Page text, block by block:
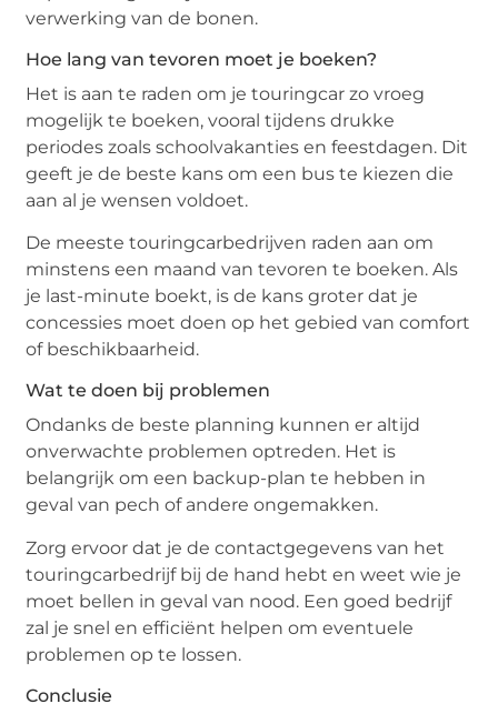
verwerking van de bonen.
Hoe lang van tevoren moet je boeken?
Het is aan te raden om je touringcar zo vroeg
mogelijk te boeken, vooral tijdens drukke
periodes zoals schoolvakanties en feestdagen. Dit
geeft je de beste kans om een bus te kiezen die
aan al je wensen voldoet.
De meeste touringcarbedrijven raden aan om
minstens een maand van tevoren te boeken. Als
je last-minute boekt, is de kans groter dat je
concessies moet doen op het gebied van comfort
of beschikbaarheid.
Wat te doen bij problemen
Ondanks de beste planning kunnen er altijd
onverwachte problemen optreden. Het is
belangrijk om een backup-plan te hebben in
geval van pech of andere ongemakken.
Zorg ervoor dat je de contactgegevens van het
touringcarbedrijf bij de hand hebt en weet wie je
moet bellen in geval van nood. Een goed bedrijf
zal je snel en efficiënt helpen om eventuele
problemen op te lossen.
Conclusie